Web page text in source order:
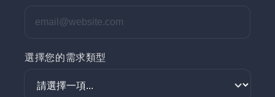
選擇您的需求類型